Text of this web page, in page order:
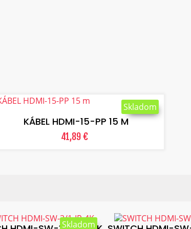
VLOŽIŤ DO KOŠÍKA
KÁBEL HDMI-15-PP 15 M
41,89 €
Skladom
Skladom